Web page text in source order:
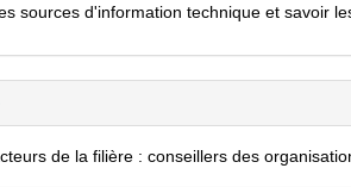
sources d'information technique et savoir
de la filière : conseillers des